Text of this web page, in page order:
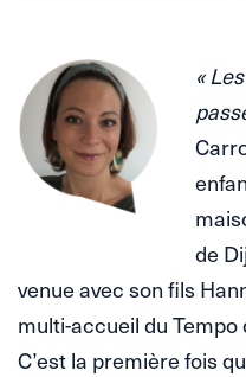
«
de
venue avec son fils
multi-accueil du
C’est la première fois